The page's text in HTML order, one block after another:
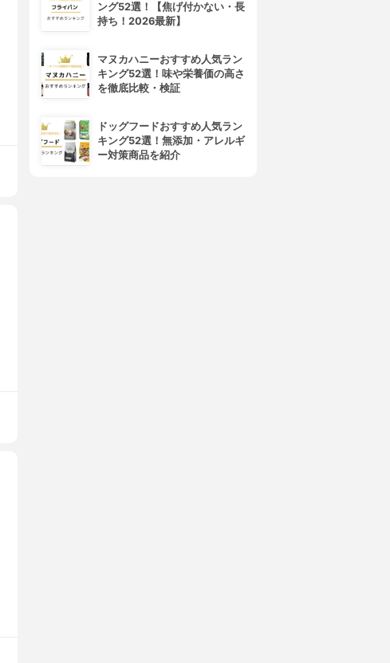
ング52選！【焦げ付かない・長
持ち！2026最新】
マヌカハニーおすすめ人気ラン
キング52選！味や栄養価の高さ
を徹底比較・検証
ドッグフードおすすめ人気ラン
キング52選！無添加・アレルギ
ー対策商品を紹介